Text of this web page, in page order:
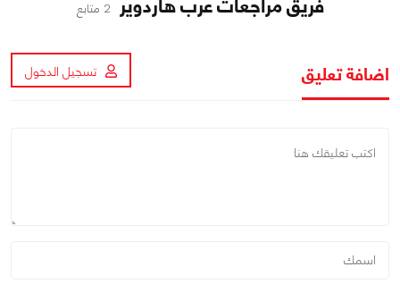
فريق مراجعات عرب هاردوير 2 متابع
اضافة تعليق تسجيل الدخول